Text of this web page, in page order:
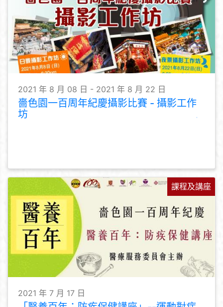
2021 年 8 月 08 日 - 2021 年 8 月 22 日
嗇色園一百周年紀慶攝影比賽 - 攝影工作
坊
課程及講座
2021 年 7 月 17 日